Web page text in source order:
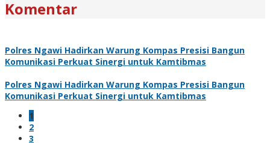
Komentar
Polres Ngawi Hadirkan Warung Kompas Presisi Bangun
Komunikasi Perkuat Sinergi untuk Kamtibmas
Polres Ngawi Hadirkan Warung Kompas Presisi Bangun
Komunikasi Perkuat Sinergi untuk Kamtibmas
1
2
3